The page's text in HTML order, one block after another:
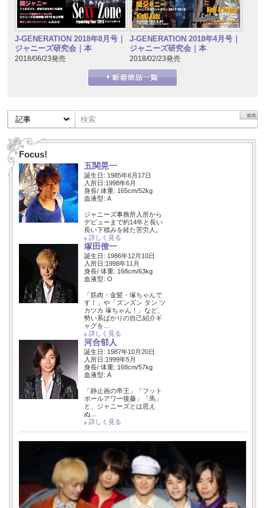
J-GENERATION 2018年8月号｜
ジャニーズ研究会｜本
2018/06/23発売
J-GENERATION 2018年4月号｜
ジャニーズ研究会｜本
2018/02/23発売
Focus!
五関晃一
誕生日: 1985年6月17日
入所日:1998年6月
身長/ 体重: 165cm/52kg
血液型: A
ジャニーズ事務所入所から
デビューまで約14年と長い
長い下積みを経た苦労人。
詳しく見る
塚田僚一
誕生日: 1986年12月10日
入所日:1998年11月
身長/ 体重: 168cm/63kg
血液型: O
「筋肉・金髪・塚ちゃんで
す！」や「ズンズン タン ツ
カツカ 塚ちゃん！」など、
勢い系ばかりの自己紹介ギ
ャグを…
詳しく見る
河合郁人
誕生日: 1987年10月20日
入所日:1999年5月
身長/ 体重: 168cm/57kg
血液型: A
「静止画の帝王」「フット
ボールアワー後藤」「馬」
と、ジャニーズとは思え
ぬ…
詳しく見る